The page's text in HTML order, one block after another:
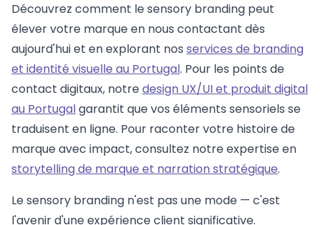
Découvrez comment le sensory branding peut
élever votre marque en nous contactant dès
aujourd'hui et en explorant nos services de branding
et identité visuelle au Portugal. Pour les points de
contact digitaux, notredesign UX/UI et produit digital
au Portugalgarantit que vos éléments sensoriels se
traduisent en ligne. Pour raconter votre histoire de
marque avec impact, consultez notre expertise en
storytelling de marque et narration stratégique.
Le sensory branding n'est pas une mode — c'est
l'avenir d'une expérience client significative.